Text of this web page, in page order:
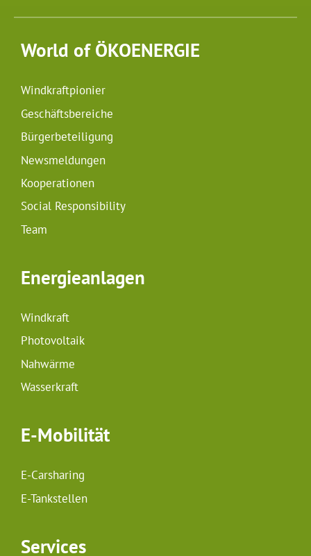
World of ÖKOENERGIE
Windkraftpionier
Geschäftsbereiche
Bürgerbeteiligung
Newsmeldungen
Kooperationen
Social Responsibility
Team
Energieanlagen
Windkraft
Photovoltaik
Nahwärme
Wasserkraft
E-Mobilität
E-Carsharing
E-Tankstellen
Services